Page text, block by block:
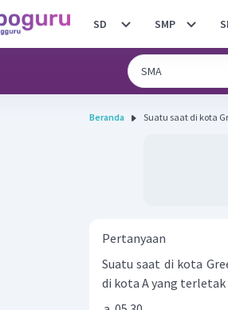
SD SMP
Beranda Suatu saat di kota
Pertanyaan
Suatu saat di kota
di kota A yang terletak